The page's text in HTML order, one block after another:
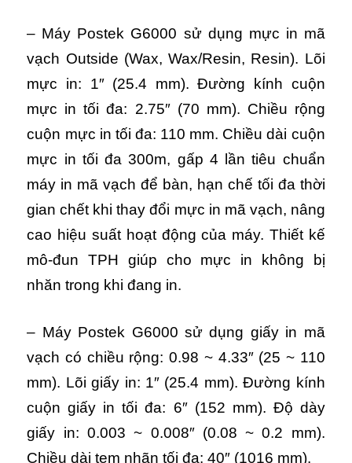
– Máy Postek G6000 sử dụng mực in mã
vạch Outside (Wax, Wax/Resin, Resin). Lõi
mực in: 1″ (25.4 mm). Đường kính cuộn
mực in tối đa: 2.75″ (70 mm). Chiều rộng
cuộn mực in tối đa: 110 mm. Chiều dài cuộn
mực in tối đa 300m, gấp 4 lần tiêu chuẩn
máy in mã vạch để bàn, hạn chế tối đa thời
gian chết khi thay đổi mực in mã vạch, nâng
cao hiệu suất hoạt động của máy. Thiết kế
mô-đun TPH giúp cho mực in không bị
nhăn trong khi đang in.
– Máy Postek G6000 sử dụng giấy in mã
vạch có chiều rộng: 0.98 ~ 4.33″ (25 ~ 110
mm). Lõi giấy in: 1″ (25.4 mm). Đường kính
cuộn giấy in tối đa: 6″ (152 mm). Độ dày
giấy in: 0.003 ~ 0.008″ (0.08 ~ 0.2 mm).
Chiều dài tem nhãn tối đa: 40″ (1016 mm).